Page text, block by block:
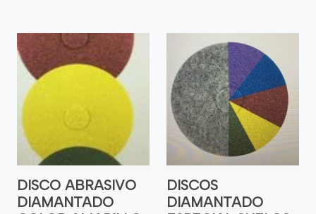
DISCO ABRASIVO
DIAMANTADO
DISCOS
DIAMANTADO